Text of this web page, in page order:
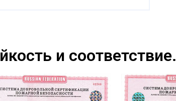
и соответствие.